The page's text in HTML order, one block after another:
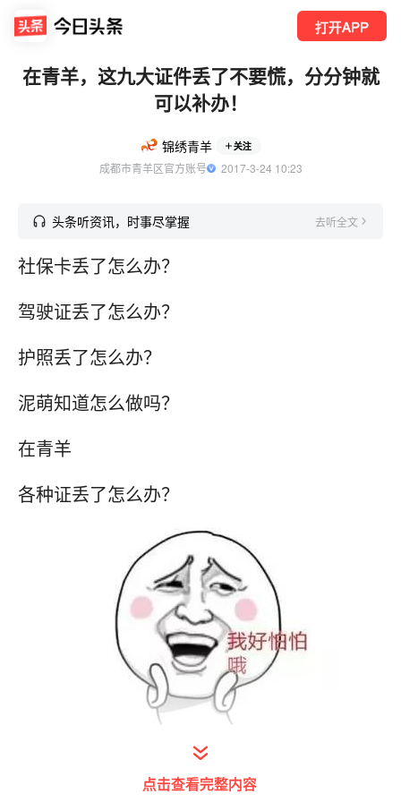
打开APP
在青羊，这九大证件丢了不要慌，分分钟就
可以补办！
锦绣青羊 关注
成都市青羊区官方账号
  2017-3-24 10:23
头条听资讯，时事尽掌握 去听全文
社保卡丢了怎么办？
驾驶证丢了怎么办？
护照丢了怎么办？
泥萌知道怎么做吗？
在青羊
各种证丢了怎么办？
别怕，今天青羊君就告诉泥萌
点击查看完整内容